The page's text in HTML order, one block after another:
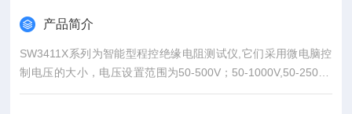
产品简介
SW3411X系列为智能型程控绝缘电阻测试仪,它们采用微电脑控
制电压的大小，电压设置范围为50-500V；50-1000V,50-2500V
电压分辨率50-1000为1V,1000V以上为10V。能实时显示测试电